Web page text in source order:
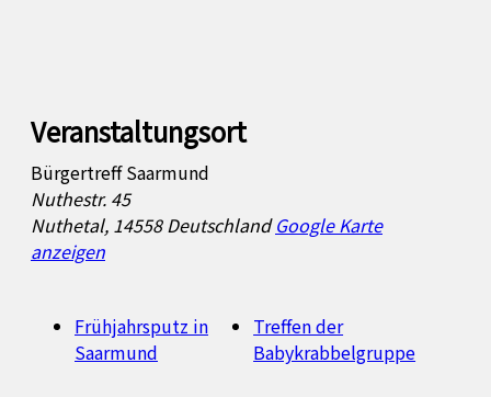
Veranstaltungsort
Bürgertreff Saarmund
Nuthestr. 45
Nuthetal, 14558 Deutschland Google Karte
anzeigen
Frühjahrsputz in
Saarmund
Treffen der
Babykrabbelgruppe